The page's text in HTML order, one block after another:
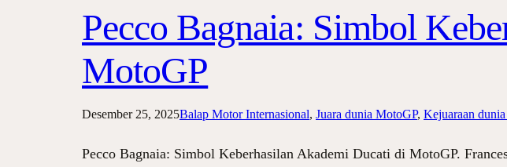
Pecco Bagnaia: Simbol
MotoGP
Desember 25, 2025Balap Motor Internasional, Juara dunia MotoGP, Kejuaraan
Pecco Bagnaia: Simbol Keberhasilan Akademi Ducati di MotoGP.